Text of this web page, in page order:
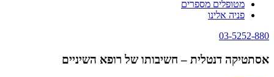
מטופלים מספרים
פניה אלינו
03-5252-880
אסתטיקה דנטלית – חשיבותו של רופא השיניים